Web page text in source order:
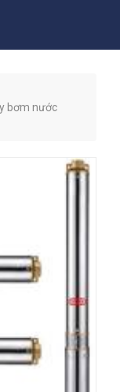
bơm nước